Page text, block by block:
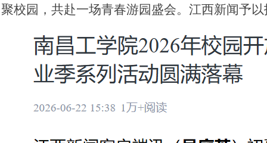
聚校园，共赴一场青春游园盛会。江西新闻予